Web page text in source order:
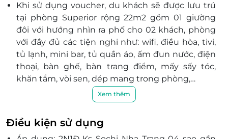
Khi sử dụng voucher, du khách sẽ được lưu trú
tại phòng Superior rộng 22m2 gồm 01 giường
đôi với hướng nhìn ra phố cho 02 khách, phòng
với đầy đủ các tiện nghi như: wifi, điều hòa, tivi,
tủ lạnh, mini bar, tủ quần áo, ấm đun nước, điện
thoại, bàn ghế, bàn trang điểm, mấy sấy tóc,
khăn tắm, vòi sen, dép mang trong phòng,…
Tọa lạc tại Lộc Thọ, Khách sạn Sochi là lựa chọn
được nhiều du khách yêu thích. Nằm cách trung
tâm 1.5 Km, thật dễ dàng để tiếp cận các điểm
tham quan và hoạt động trong thành phố. Chỗ
Xem thêm
Điều kiện sử dụng